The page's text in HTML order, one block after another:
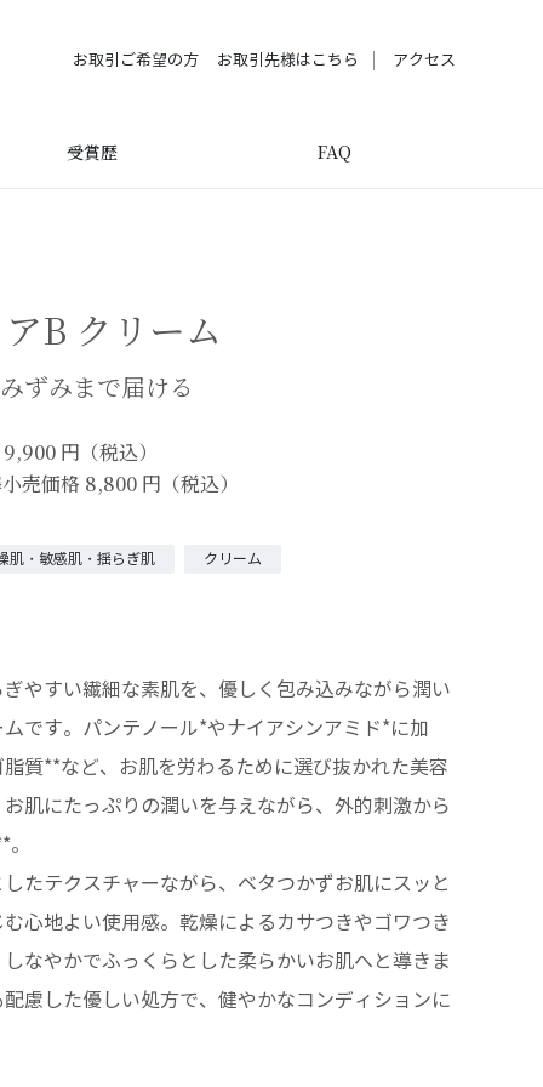
お取引ご希望の方 お取引先様はこちら アクセス
受賞歴 FAQ
B クリーム
ずみまで届ける
円（税込）
売価格 8,800 円（税込）
肌・敏感肌・揺らぎ肌 クリーム
やすい繊細な素肌を、優しく包み込みながら潤い
です。パンテノール*やナイアシンアミド*に加
質**など、お肌を労わるために選び抜かれた美容
肌にたっぷりの潤いを与えながら、外的刺激から
たテクスチャーながら、ベタつかずお肌にスッと
心地よい使用感。乾燥によるカサつきやゴワつき
なやかでふっくらとした柔らかいお肌へと導きま
慮した優しい処方で、健やかなコンディションに